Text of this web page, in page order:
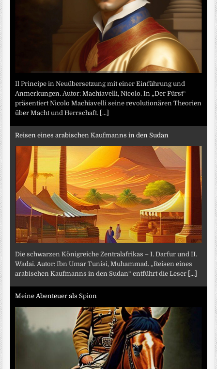
Il Principe in Neuübersetzung mit einer Einführung und
Anmerkungen. Autor: Machiavelli, Nicolo. In „Der Fürst“
präsentiert Nicolo Machiavelli seine revolutionären Theorien
über Macht und Herrschaft. [...]
Reisen eines arabischen Kaufmanns in den Sudan
Die schwarzen Königreiche Zentralafrikas – I. Darfur und II.
Wadai. Autor: Ibn Umar Tunisi, Muhammad. „Reisen eines
arabischen Kaufmanns in den Sudan“ entführt die Leser [...]
Meine Abenteuer als Spion